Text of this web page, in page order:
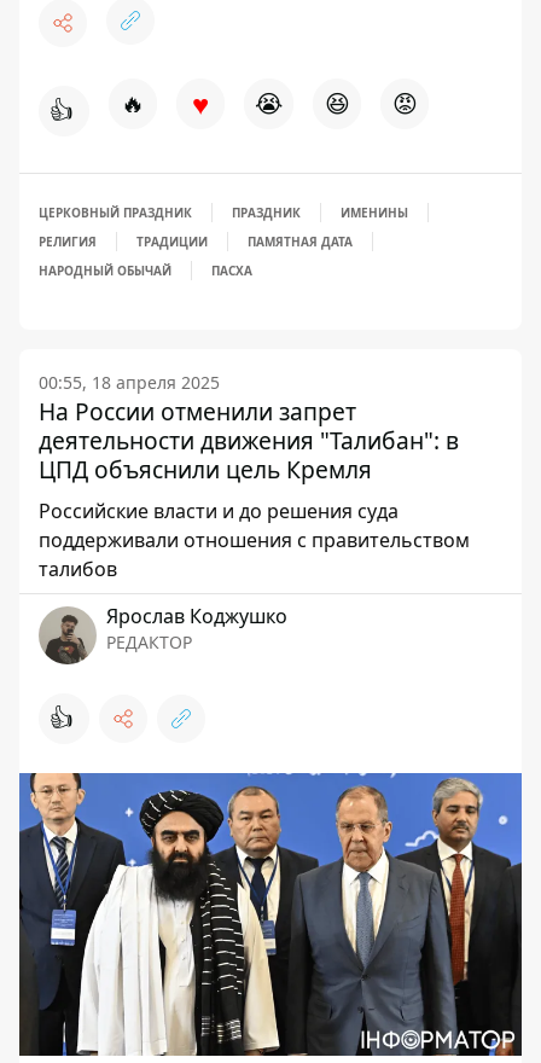
👍 🔥 ♥ 😭 😆 😡
ЦЕРКОВНЫЙ ПРАЗДНИК ПРАЗДНИК
ИМЕНИНЫ
РЕЛИГИЯ
ТРАДИЦИИ
ПАМЯТНАЯ ДАТА
НАРОДНЫЙ ОБЫЧАЙ
ПАСХА
00:55, 18 апреля 2025
На России отменили запрет
деятельности движения "Талибан": в
ЦПД объяснили цель Кремля
Российские власти и до решения суда
поддерживали отношения с правительством
талибов
Ярослав Коджушко
РЕДАКТОР
👍